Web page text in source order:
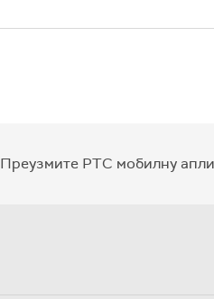
Преузмите РТС мобилну